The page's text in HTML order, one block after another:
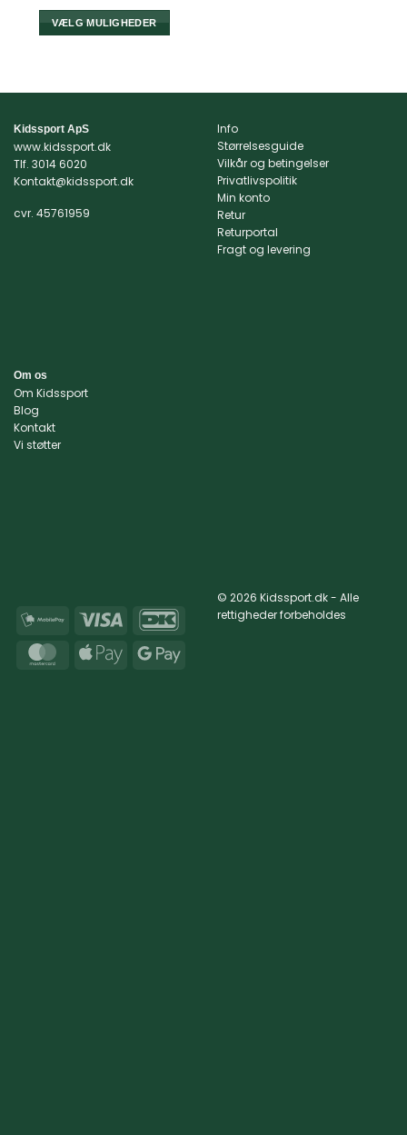
VÆLG MULIGHEDER
Mulighederne
vælges
Kidssport ApS
www.kidssport.dk
Tlf. 3014 6020
Kontakt@kidssport.dk
cvr. 45761959
Info
Størrelsesguide
Vilkår og betingelser
Privatlivspolitik
Min konto
Retur
Returportal
Fragt og levering
Om os
Om Kidssport
Blog
Kontakt
Vi støtter
MobilePay Visa DanKort
MasterCardApple
Google
© 2026 Kidssport.dk - Alle
rettigheder forbeholdes